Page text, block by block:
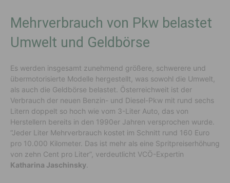
Mehrverbrauch von Pkw belastet
Umwelt und Geldbörse
Es werden insgesamt zunehmend größere, schwerere und
übermotorisierte Modelle hergestellt, was sowohl die Umwelt,
als auch die Geldbörse belastet. Österreichweit ist der
Verbrauch der neuen Benzin- und Diesel-Pkw mit rund sechs
Litern doppelt so hoch wie vom 3-Liter Auto, das von
Herstellern bereits in den 1990er Jahren versprochen wurde.
“Jeder Liter Mehrverbrauch kostet im Schnitt rund 160 Euro
pro 10.000 Kilometer. Das ist mehr als eine Spritpreiserhöhung
von zehn Cent pro Liter”, verdeutlicht VCÖ-Expertin
Katharina Jaschinsky